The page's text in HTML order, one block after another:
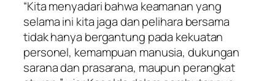
“Kita menyadari bahwa keamanan yang
selama ini kita jaga dan pelihara bersama
tidak hanya bergantung pada kekuatan
personel, kemampuan manusia, dukungan
sarana dan prasarana, maupun perangkat